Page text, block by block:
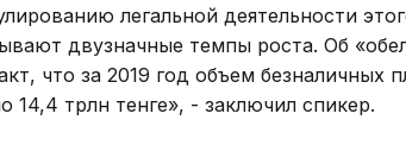
легальной деятельности
двузначные темпы роста. Об
что за 2019 год объем безналичных
14,4 трлн тенге», - заключил спикер.